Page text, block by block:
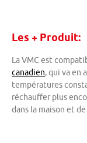
Les + Produit:
La VMC est
canadien, qui va en
températures
réchauffer plus
dans la maison et